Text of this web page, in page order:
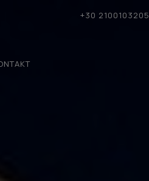
+30 2100103205